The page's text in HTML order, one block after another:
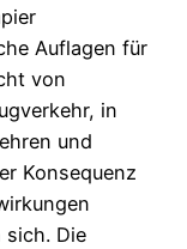
Auflagen für
von
in
und
Konsequenz
sich. Die